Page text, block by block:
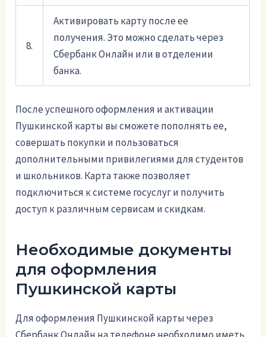
8.
Активировать карту после ее
получения. Это можно сделать через
Сбербанк Онлайн или в отделении
банка.
После успешного оформления и активации
Пушкинской карты вы сможете пополнять ее,
совершать покупки и пользоваться
дополнительными привилегиями для студентов
и школьников. Карта также позволяет
подключиться к системе госуслуг и получить
доступ к различным сервисам и скидкам.
Необходимые документы
для оформления
Пушкинской карты
Для оформления Пушкинской карты через